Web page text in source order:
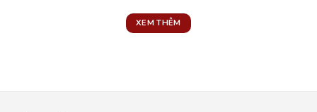
XEM THÊM